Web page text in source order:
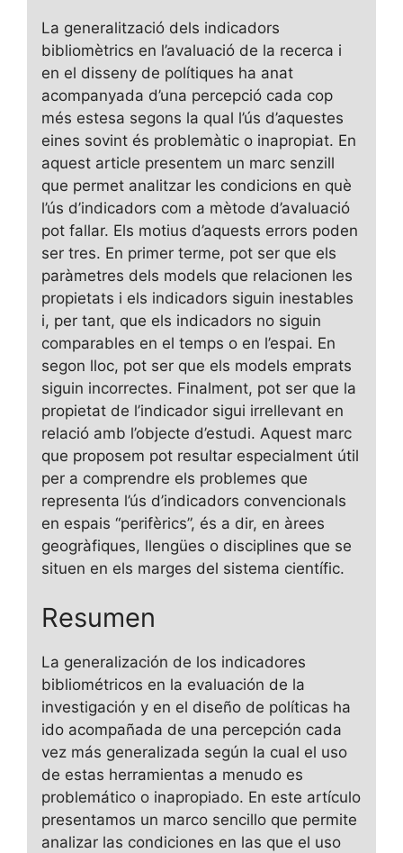
La generalització dels indicadors
bibliomètrics en l’avaluació de la recerca i
en el disseny de polítiques ha anat
acompanyada d’una percepció cada cop
més estesa segons la qual l’ús d’aquestes
eines sovint és problemàtic o inapropiat. En
aquest article presentem un marc senzill
que permet analitzar les condicions en què
l’ús d’indicadors com a mètode d’avaluació
pot fallar. Els motius d’aquests errors poden
ser tres. En primer terme, pot ser que els
paràmetres dels models que relacionen les
propietats i els indicadors siguin inestables
i, per tant, que els indicadors no siguin
comparables en el temps o en l’espai. En
segon lloc, pot ser que els models emprats
siguin incorrectes. Finalment, pot ser que la
propietat de l’indicador sigui irrellevant en
relació amb l’objecte d’estudi. Aquest marc
que proposem pot resultar especialment útil
per a comprendre els problemes que
representa l’ús d’indicadors convencionals
en espais “perifèrics”, és a dir, en àrees
geogràfiques, llengües o disciplines que se
situen en els marges del sistema científic.
Resumen
La generalización de los indicadores
bibliométricos en la evaluación de la
investigación y en el diseño de políticas ha
ido acompañada de una percepción cada
vez más generalizada según la cual el uso
de estas herramientas a menudo es
problemático o inapropiado. En este artículo
presentamos un marco sencillo que permite
analizar las condiciones en las que el uso